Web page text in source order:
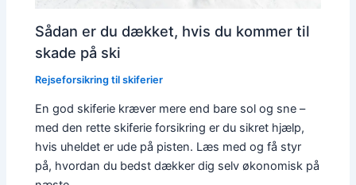
Sådan er du dækket, hvis du kommer til
skade på ski
Rejseforsikring til skiferier
En god skiferie kræver mere end bare sol og sne –
med den rette skiferie forsikring er du sikret hjælp,
hvis uheldet er ude på pisten. Læs med og få styr
på, hvordan du bedst dækker dig selv økonomisk på